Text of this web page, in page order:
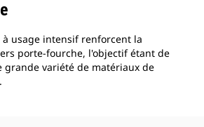
usage intensif renforcent la
porte-fourche, l'objectif étant de
grande variété de matériaux de